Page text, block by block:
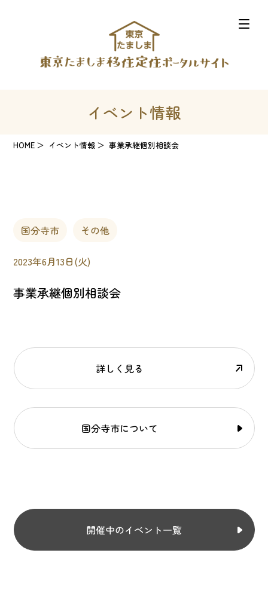
イベント情報
HOME イベント情報 事業承継個別相談会
国分寺市 その他
2023年6月13日(火)
事業承継個別相談会
詳しく見る
国分寺市について
開催中のイベント一覧